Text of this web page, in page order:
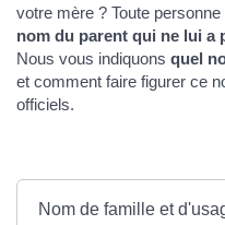
votre mère ? Toute
nom du parent qui ne lui a
Nous vous indiquons quel
et comment faire figurer ce
officiels.
Nom de famille et